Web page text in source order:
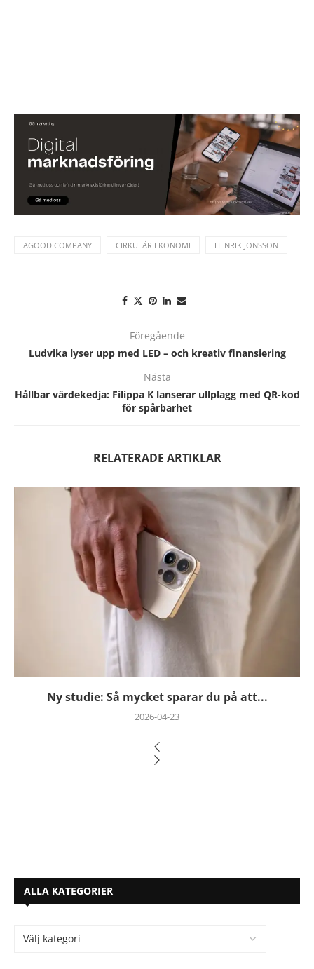
AGOOD COMPANY CIRKULÄR EKONOMI HENRIK JONSSON
Föregående
Ludvika lyser upp med LED – och kreativ finansiering
Nästa
Hållbar värdekedja: Filippa K lanserar ullplagg med QR-kod
för spårbarhet
RELATERADE ARTIKLAR
Ny studie: Så mycket sparar du på att...
2026-04-23
ALLA KATEGORIER